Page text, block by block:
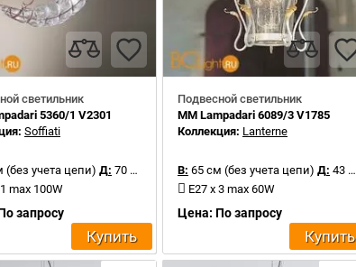
светильник
5360/1 V2301
Soffiati
(без учета цепи) Д: 70 см
max 100W
запросу
Купить
Подвесной светильник
MM Lampadari 6089/3 V1785
Коллекция: Lanterne
В: 65 см (без учета цепи) Д: 43 см
E27 x 3 max 60W
Цена: По запросу
Купить